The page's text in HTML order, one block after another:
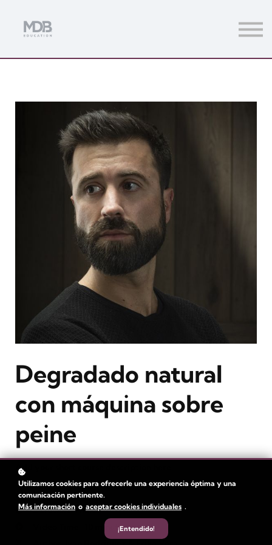
Únete a MDb Pro
Degradado natural
con máquina sobre
peine
Add your short course description here
Level: Avanzado
Duration:1 hora
Video Time: 10 minutos
Utilizamos cookies para ofrecerle una experiencia óptima y una
comunicación pertinente.
Más información o aceptar cookies individuales .
¡Entendido!